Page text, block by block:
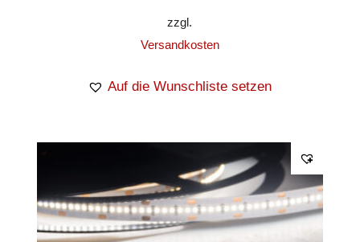
zzgl.
Versandkosten
Auf die Wunschliste setzen